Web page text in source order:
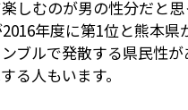
しむのが男の性分だと
年度に第1位と熊本
ブルで発散する県民性
る人もいます。